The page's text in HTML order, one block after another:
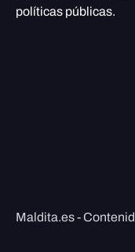
políticas públicas.
Maldita.es -